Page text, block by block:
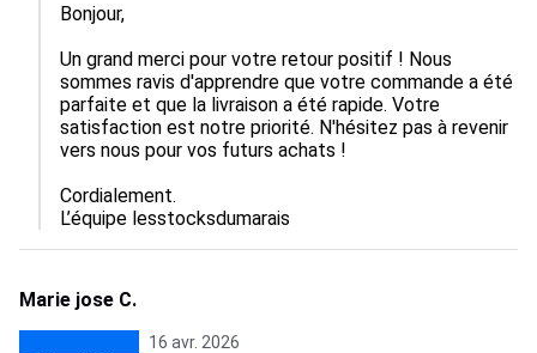
Bonjour,
Un grand merci pour votre retour positif ! Nous
sommes ravis d'apprendre que votre commande a été
parfaite et que la livraison a été rapide. Votre
satisfaction est notre priorité. N'hésitez pas à revenir
vers nous pour vos futurs achats !
Cordialement.
L’équipe lesstocksdumarais
Marie jose C.
16 avr. 2026